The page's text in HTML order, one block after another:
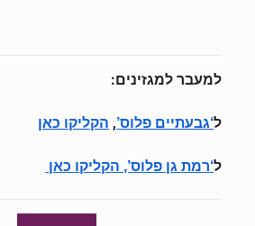
למעבר למגזינים:
ל‘גבעתיים פלוס’, הקליקו כאן
ל‘רמת גן פלוס’, הקליקו כאן